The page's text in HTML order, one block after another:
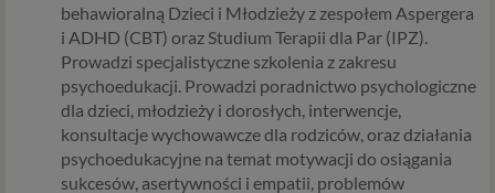
behawioralną Dzieci i Młodzieży z zespołem Aspergera
i ADHD (CBT) oraz Studium Terapii dla Par (IPZ).
Prowadzi specjalistyczne szkolenia z zakresu
psychoedukacji. Prowadzi poradnictwo psychologiczne
dla dzieci, młodzieży i dorosłych, interwencje,
konsultacje wychowawcze dla rodziców, oraz działania
psychoedukacyjne na temat motywacji do osiągania
sukcesów, asertywności i empatii, problemów